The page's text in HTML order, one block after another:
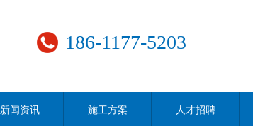
186-1177-5203
新闻资讯 施工方案 人才招聘